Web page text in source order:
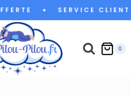
✦ SERVICE
0